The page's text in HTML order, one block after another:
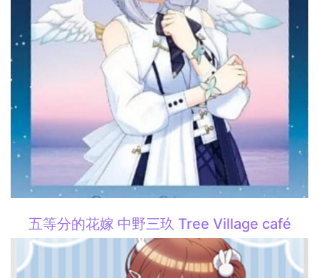
五等分的花嫁 中野三玖 Tree Village café